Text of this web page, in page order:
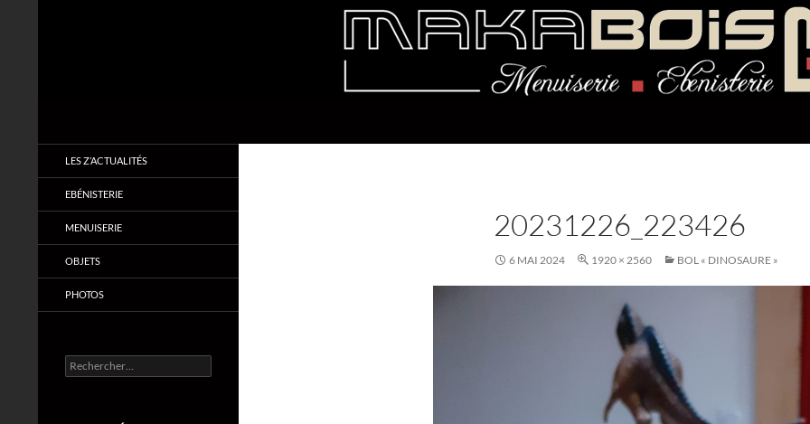
20231226_223426
6 MAI 2024 1920 × 2560 BOL « DINOSAURE »
Menuiserie & Ebénisterie
LES Z’ACTUALITÉS
EBÉNISTERIE
MENUISERIE
OBJETS
PHOTOS
Rechercher :